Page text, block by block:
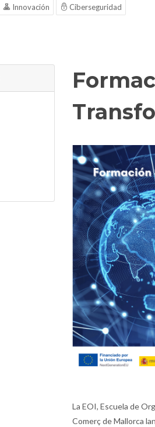
Innovación Ciberseguridad
La EOI, Escuela de
Comerç de Mallorca